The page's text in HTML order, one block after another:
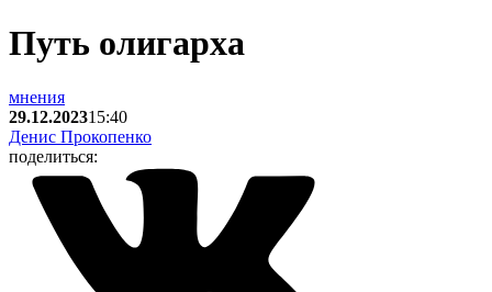
Путь олигарха
мнения
29.12.202315:40
Денис Прокопенко
поделиться: